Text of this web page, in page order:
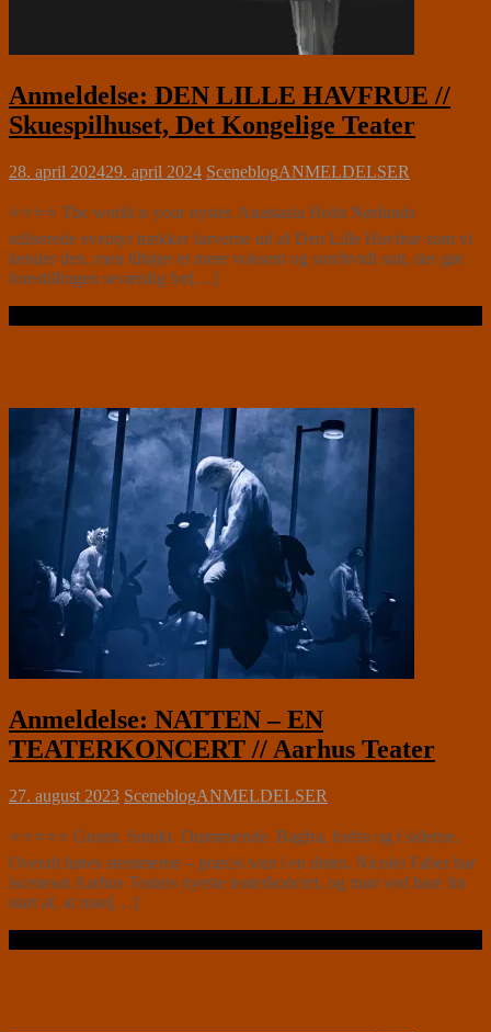
Anmeldelse: DEN LILLE HAVFRUE //
Skuespilhuset, Det Kongelige Teater
28. april 202429. april 2024 SceneblogANMELDELSER
⭐⭐⭐⭐ The world is your oyster. Anastasia Holst Nørlunds
stiliserede eventyr trækker farverne ud af Den Lille Havfrue som vi
kender den, men tilføjer et mere voksent og sort/hvidt snit, der gør
forestillingen seværdig for[…]
Anmeldelse: NATTEN – EN
TEATERKONCERT // Aarhus Teater
27. august 2023 SceneblogANMELDELSER
⭐⭐⭐⭐⭐ Grumt. Smukt. Drømmende. Bagfra, forfra og i siderne.
Overalt høres stemmerne – præcis som i en drøm. Nicolei Faber har
iscenesat Aarhus Teaters nyeste teaterkoncert, og man ved bare fra
start af, at man[…]